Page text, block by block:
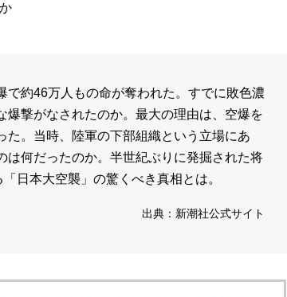
約46万人もの命が奪われた。すでに敗色濃
爆撃がなされたのか。最大の理由は、空爆を
。当時、陸軍の下部組織という立場にあ
は何だったのか。半世紀ぶりに発掘された将
日本大空襲」の驚くべき真相とは。
出典：新潮社公式サイト